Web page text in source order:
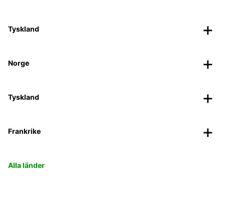
Tyskland
Norge
Tyskland
Frankrike
Alla länder